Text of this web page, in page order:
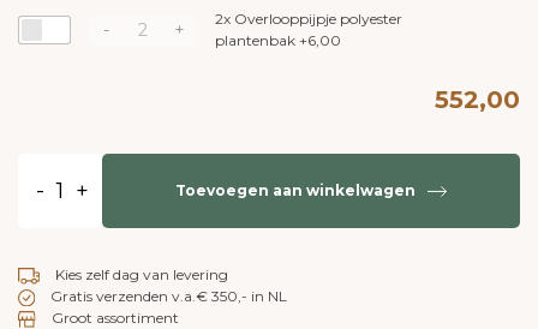
-
+ 2x Overlooppijpje polyester
plantenbak +6,00
552,00
- + Toevoegen aan winkelwagen
Kies zelf dag van levering
Gratis verzenden v.a.€ 350,- in NL
Groot assortiment